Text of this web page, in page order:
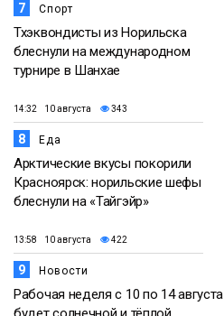
7 Спорт
Тхэквондисты из Норильска
блеснули на международном
турнире в Шанхае
14:32 10 августа 343
8 Еда
Арктические вкусы покорили
Красноярск: норильские шефы
блеснули на «Тайгэйр»
13:58 10 августа 422
9 Новости
Рабочая неделя с 10 по 14 августа